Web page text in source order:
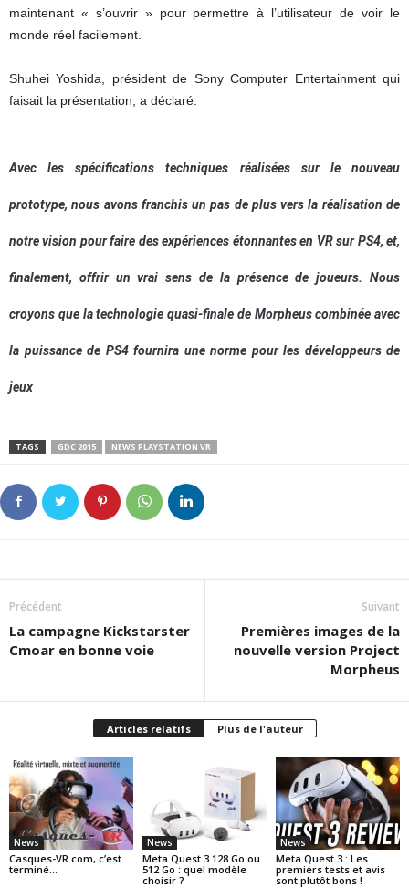
maintenant « s’ouvrir » pour permettre à l’utilisateur de voir le
monde réel facilement.
Shuhei Yoshida, président de Sony Computer Entertainment qui
faisait la présentation, a déclaré:
Avec les spécifications techniques réalisées sur le nouveau
prototype, nous avons franchis un pas de plus vers la réalisation de
notre vision pour faire des expériences étonnantes en VR sur PS4, et,
finalement, offrir un vrai sens de la présence de joueurs. Nous
croyons que la technologie quasi-finale de Morpheus combinée avec
la puissance de PS4 fournira une norme pour les développeurs de
jeux
TAGS GDC 2015 NEWS PLAYSTATION VR
Précédent
La campagne Kickstarster
Cmoar en bonne voie
Suivant
Premières images de la
nouvelle version Project
Morpheus
Articles relatifs Plus de l'auteur
News
Casques-VR.com, c’est
terminé…
News
Meta Quest 3 128 Go ou
512 Go : quel modèle
choisir ?
News
Meta Quest 3 : Les
premiers tests et avis
sont plutôt bons !